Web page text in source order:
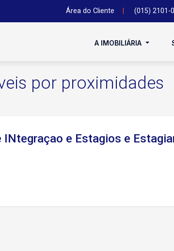
Área do Cliente (015) 2101-
A IMOBILIÁRIA
por proximidades
e Estagios e